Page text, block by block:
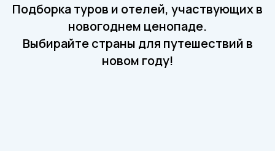
Подборка туров и отелей, участвующих в
новогоднем ценопаде.
Выбирайте страны для путешествий в
новом году!